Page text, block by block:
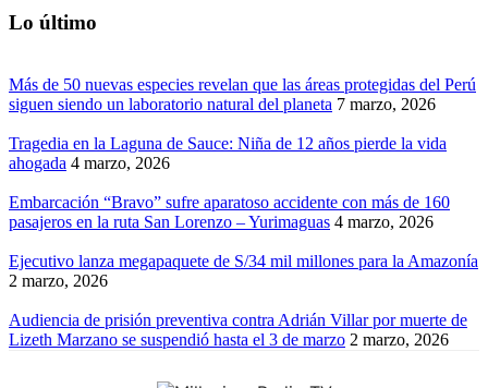
Lo último
Más de 50 nuevas especies revelan que las áreas protegidas del Perú
siguen siendo un laboratorio natural del planeta 7 marzo, 2026
Tragedia en la Laguna de Sauce: Niña de 12 años pierde la vida
ahogada 4 marzo, 2026
Embarcación “Bravo” sufre aparatoso accidente con más de 160
pasajeros en la ruta San Lorenzo – Yurimaguas 4 marzo, 2026
Ejecutivo lanza megapaquete de S/34 mil millones para la Amazonía
2 marzo, 2026
Audiencia de prisión preventiva contra Adrián Villar por muerte de
Lizeth Marzano se suspendió hasta el 3 de marzo 2 marzo, 2026